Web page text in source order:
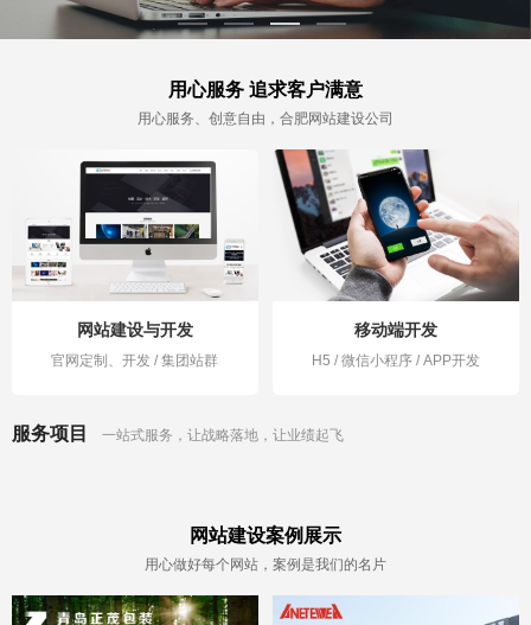
用心服务 追求客户满意
用心服务、创意自由，合肥网站建设公司
网站建设与开发
官网定制、开发 / 集团站群
移动端开发
H5 / 微信小程序 / APP开发
服务项目 一站式服务，让战略落地，让业绩起飞
网站建设案例展示
用心做好每个网站，案例是我们的名片